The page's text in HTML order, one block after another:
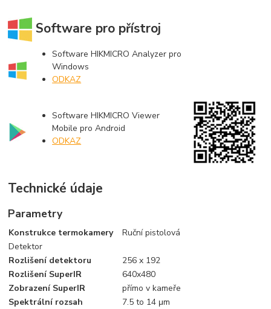
Software pro přístroj
Software HIKMICRO Analyzer pro
Windows
ODKAZ
Software HIKMICRO Viewer
Mobile pro Android
ODKAZ
Technické údaje
Parametry
Konstrukce termokamery
Ruční pistolová
Detektor
Rozlišení detektoru
256 x 192
Rozlišení SuperIR
640x480
Zobrazení SuperIR
přímo v kameře
Spektrální rozsah
7.5 to 14 μm